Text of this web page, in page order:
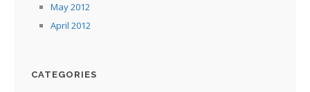
May 2012
April 2012
CATEGORIES